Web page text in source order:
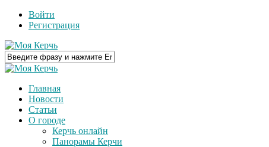
Войти
Регистрация
Главная
Новости
Статьи
О городе
Керчь онлайн
Панорамы Керчи